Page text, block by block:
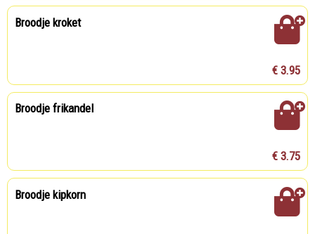
Broodje kroket
€ 3.95
Broodje frikandel
€ 3.75
Broodje kipkorn